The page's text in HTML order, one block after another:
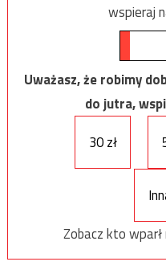
wspieraj
Uważasz, że robimy
do jutra,
30 zł
Zobacz kto